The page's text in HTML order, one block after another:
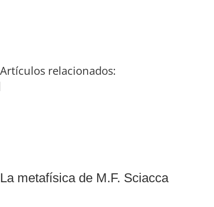
Artículos relacionados:
La metafísica de M.F. Sciacca